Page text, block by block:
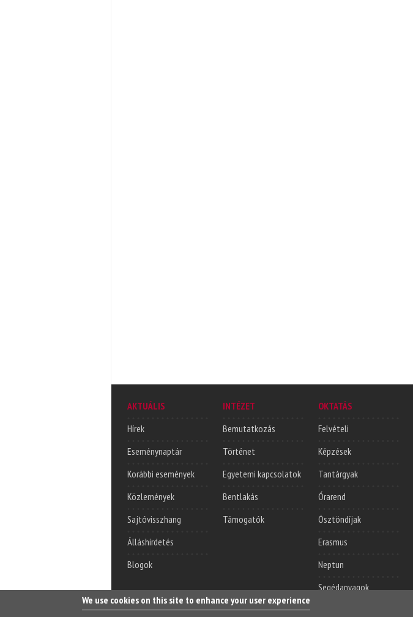
AKTUÁLIS
Hírek
Eseménynaptár
Korábbi események
Közlemények
Sajtóvisszhang
Álláshirdetés
Blogok
INTÉZET
Bemutatkozás
Történet
Egyetemi kapcsolatok
Bentlakás
Támogatók
OKTATÁS
Felvételi
Képzések
Tantárgyak
Órarend
Ösztöndíjak
Erasmus
Neptun
Segédanyagok
We use cookies on this site to enhance your user experience